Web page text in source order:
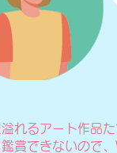
れるアート作品
鑑賞できないので